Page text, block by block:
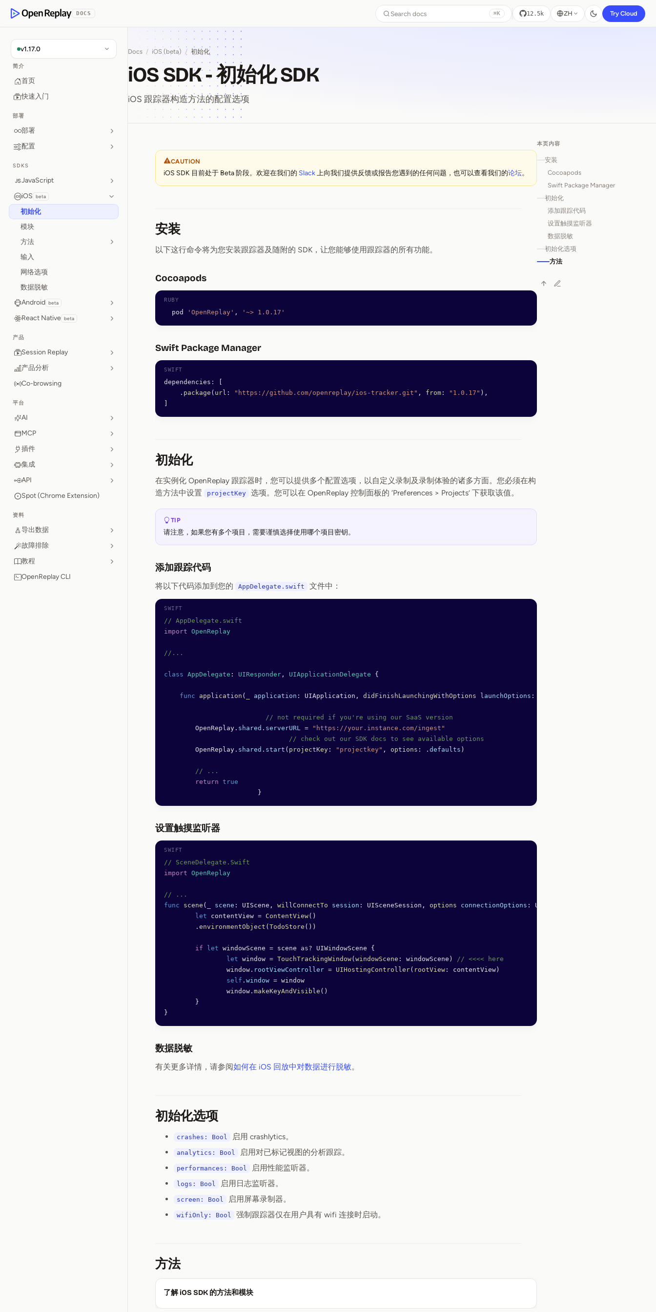
OpenReplay
DOCS Search docs ⌘K 12.5k ZH Try Cloud
v1.17.0
简介
首页
快速入门
部署
部署
配置
SDKS
JavaScript
iOS beta
初始化
模块
方法
输入
网络选项
数据脱敏
Android beta
React Native beta
产品
Session Replay
产品分析
Co-browsing
平台
AI
MCP
插件
集成
API
Spot (Chrome Extension)
资料
导出数据
故障排除
教程
OpenReplay CLI
Docs / iOS (beta) / 初始化
iOS SDK - 初始化 SDK
iOS 跟踪器构造方法的配置选项
iOS SDK ⁠-⁠ 初始化 SDK
CAUTION
iOS SDK 目前处于 Beta 阶段。欢迎在我们的 Slack上向我们提供反馈或报告您遇到的任何问题，也可以查看我们的论坛。
安装
以下这行命令将为您安装跟踪器及随附的 SDK，让您能够使用跟踪器的所有功能。
Cocoapods
  pod
'OpenReplay' , '~> 1.0.17'
Swift Package Manager
dependencies :
    .
package ( url : "https://github.com/openreplay/ios-tracker.git" , from : "1.0.17" ),
初始化
在实例化 OpenReplay 跟踪器时，您可以提供多个配置选项，以自定义录制及录制体验的诸多方面。您必须在构
造方法中设置
projectKey 选项。您可以在 OpenReplay 控制面板的 ‘Preferences > Projects’ 下获取该值。
TIP
请注意，如果您有多个项目，需要谨慎选择使用哪个项目密钥。
添加跟踪代码
将以下代码添加到您的 AppDelegate.swift 文件中：
// AppDelegate.swift
import OpenReplay
//...
class AppDelegate : UIResponder , UIApplicationDelegate {
    func
application ( application : UIApplication, didFinishLaunchingWithOptions launchOptions :
			  // not required if you're using our SaaS version
        OpenReplay.
shared . serverURL = "https://your.instance.com/ingest"
				// check out our SDK docs to see available options
        OpenReplay.
shared . start ( projectKey : "projectkey" , options : . defaults )
        // ...
        return
true
			}
设置触摸监听器
// SceneDelegate.Swift
import OpenReplay
// ...
func scene ( scene : UIScene, willConnectTo session : UISceneSession, options connectionOptions : UIScene.ConnectionOptions) {
	let
contentView = ContentView()
	.
environmentObject ( TodoStore ())
	if
let windowScene = scene as? UIWindowScene {
		let
window = TouchTrackingWindow( windowScene : windowScene)
// <<<< here
		window.
rootViewController = UIHostingController( rootView : contentView)
		self
. window = window
		window.
makeKeyAndVisible ()
	}
}
数据脱敏
有关更多详情，请参阅如何在 iOS 回放中对数据进行脱敏。
初始化选项
crashes: Bool 启用 crashlytics。
analytics: Bool 启用对已标记视图的分析跟踪。
performances: Bool 启用性能监听器。
logs: Bool 启用日志监听器。
screen: Bool 启用屏幕录制器。
wifiOnly: Bool 强制跟踪器仅在用户具有 wifi 连接时启动。
方法
了解 iOS SDK 的方法和模块
本页内容
安装
Cocoapods
Swift Package Manager
初始化
添加跟踪代码
设置触摸监听器
数据脱敏
初始化选项
方法